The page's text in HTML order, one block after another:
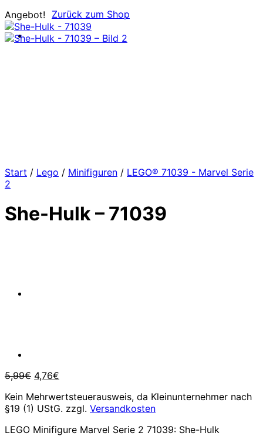
Zurück zum Shop
Angebot!
Start / Lego / Minifiguren / LEGO® 71039 - Marvel Serie
2
She-Hulk – 71039
5,99€ Ursprünglicher
war:
5,99€
4,76€
ist:
4,76€.
Kein Mehrwertsteuerausweis, da Kleinunternehmer nach
§19 (1) UStG. zzgl. Versandkosten
LEGO Minifigure Marvel Serie 2 71039: She-Hulk